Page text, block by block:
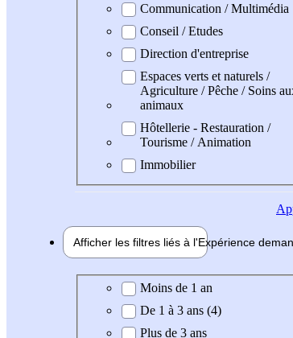
Communication / Multimédia
Conseil / Etudes
Direction d'entreprise
Espaces verts et naturels /
Agriculture / Pêche / Soins
animaux
Hôtellerie - Restauration /
Tourisme / Animation
Immobilier
Afficher les filtres liés à l'Expérience
Expérience demandée
Moins de 1 an
De 1 à 3 ans (4)
Plus de 3 ans